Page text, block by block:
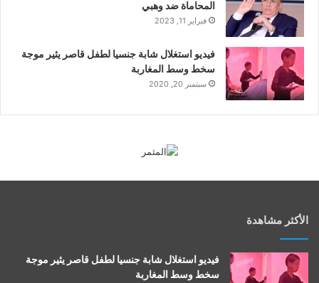
المحاماة ضد وهبي
فبراير 11, 2023
فيديو استغلال شابة جنسيا لطفل قاصر يثير موجة
سخط وسط المغاربة
سبتمبر 20, 2020
الأكثر مشاهدة
فيديو استغلال شابة جنسيا لطفل قاصر يثير موجة
سخط وسط المغاربة